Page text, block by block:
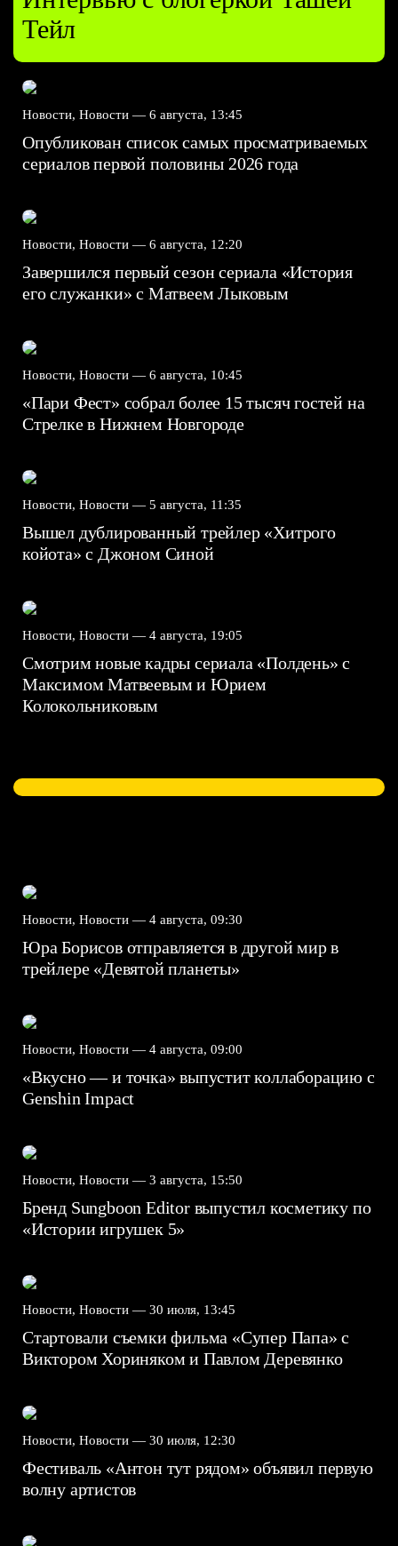
Тейл
Новости, Новости — 6 августа, 13:45
Опубликован список самых просматриваемых
сериалов первой половины 2026 года
Новости, Новости — 6 августа, 12:20
Завершился первый сезон сериала «История
его служанки» с Матвеем Лыковым
Новости, Новости — 6 августа, 10:45
«Пари Фест» собрал более 15 тысяч гостей на
Стрелке в Нижнем Новгороде
Новости, Новости — 5 августа, 11:35
Вышел дублированный трейлер «Хитрого
койота» с Джоном Синой
Новости, Новости — 4 августа, 19:05
Смотрим новые кадры сериала «Полдень» с
Максимом Матвеевым и Юрием
Колокольниковым
Новости, Новости — 4 августа, 09:30
Юра Борисов отправляется в другой мир в
трейлере «Девятой планеты»
Новости, Новости — 4 августа, 09:00
«Вкусно — и точка» выпустит коллаборацию с
Genshin Impact⁠⁠
Новости, Новости — 3 августа, 15:50
Бренд Sungboon Editor выпустил косметику по
«Истории игрушек 5»
Новости, Новости — 30 июля, 13:45
Стартовали съемки фильма «Супер Папа» с
Виктором Хориняком и Павлом Деревянко
Новости, Новости — 30 июля, 12:30
Фестиваль «Антон тут рядом» объявил первую
волну артистов